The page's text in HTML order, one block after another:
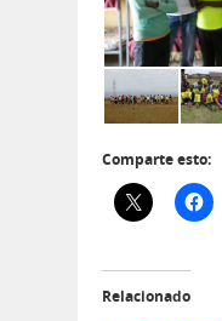
Comparte esto:
Relacionado